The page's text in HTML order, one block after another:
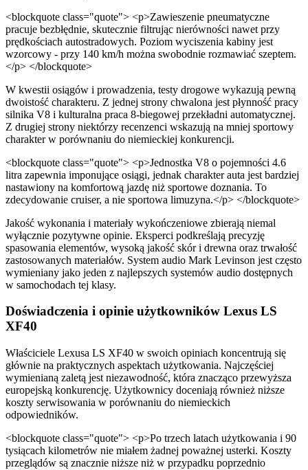
<blockquote class="quote"> <p>Zawieszenie pneumatyczne
pracuje bezbłędnie, skutecznie filtrując nierówności nawet przy
prędkościach autostradowych. Poziom wyciszenia kabiny jest
wzorcowy - przy 140 km/h można swobodnie rozmawiać szeptem.
</p> </blockquote>
W kwestii osiągów i prowadzenia, testy drogowe wykazują pewną
dwoistość charakteru. Z jednej strony chwalona jest płynność pracy
silnika V8 i kulturalna praca 8-biegowej przekładni automatycznej.
Z drugiej strony niektórzy recenzenci wskazują na mniej sportowy
charakter w porównaniu do niemieckiej konkurencji.
<blockquote class="quote"> <p>Jednostka V8 o pojemności 4.6
litra zapewnia imponujące osiągi, jednak charakter auta jest bardziej
nastawiony na komfortową jazdę niż sportowe doznania. To
zdecydowanie cruiser, a nie sportowa limuzyna.</p> </blockquote>
Jakość wykonania i materiały wykończeniowe zbierają niemal
wyłącznie pozytywne opinie. Eksperci podkreślają precyzję
spasowania elementów, wysoką jakość skór i drewna oraz trwałość
zastosowanych materiałów. System audio Mark Levinson jest często
wymieniany jako jeden z najlepszych systemów audio dostępnych
w samochodach tej klasy.
Doświadczenia i opinie użytkowników Lexus LS
XF40
Właściciele Lexusa LS XF40 w swoich opiniach koncentrują się
głównie na praktycznych aspektach użytkowania. Najczęściej
wymienianą zaletą jest niezawodność, która znacząco przewyższa
europejską konkurencję. Użytkownicy doceniają również niższe
koszty serwisowania w porównaniu do niemieckich
odpowiedników.
<blockquote class="quote"> <p>Po trzech latach użytkowania i 90
tysiącach kilometrów nie miałem żadnej poważnej usterki. Koszty
przeglądów są znacznie niższe niż w przypadku poprzednio